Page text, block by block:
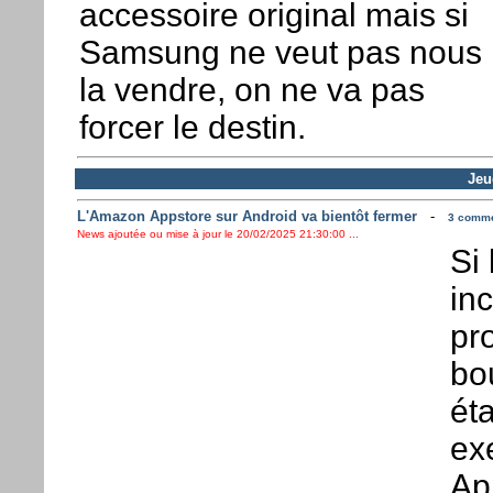
accessoire original mais si
Samsung ne veut pas nous
la vendre, on ne va pas
forcer le destin.
L'Amazon Appstore sur Android va bientôt fermer-
3
News ajoutée ou mise à jour le 20/02/2025 21:30:00 ...
Si